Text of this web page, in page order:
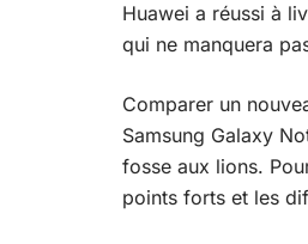
Huawei a réussi à
qui ne manquera
Comparer un
Samsung Galaxy
fosse aux lions.
points forts et les